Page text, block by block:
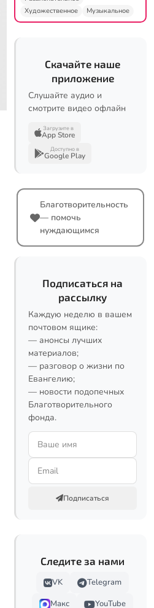
Художественное
Музыкальное
Скачайте наше
приложение
Слушайте аудио и
смотрите видео офлайн
Загрузите в
App Store
Доступно в
Google Play
Благотворительность
— помочь
нуждающимся
Подписаться на
рассылку
Каждую неделю в вашем
почтовом ящике:
— анонсы лучших
материалов;
— разговор о жизни по
Евангелию;
— новости подопечных
Благотворительного
фонда.
Подписаться
Следите за нами
VK
Telegram
Макс
YouTube